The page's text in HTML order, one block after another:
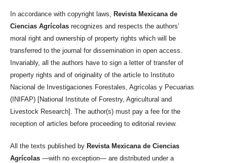
In accordance with copyright laws, Revista Mexicana de
Ciencias Agrícolas recognizes and respects the authors’
moral right and ownership of property rights which will be
transferred to the journal for dissemination in open access.
Invariably, all the authors have to sign a letter of transfer of
property rights and of originality of the article to Instituto
Nacional de Investigaciones Forestales, Agrícolas y Pecuarias
(INIFAP) [National Institute of Forestry, Agricultural and
Livestock Research]. The author(s) must pay a fee for the
reception of articles before proceeding to editorial review.
All the texts published by Revista Mexicana de Ciencias
Agrícolas —with no exception— are distributed under a